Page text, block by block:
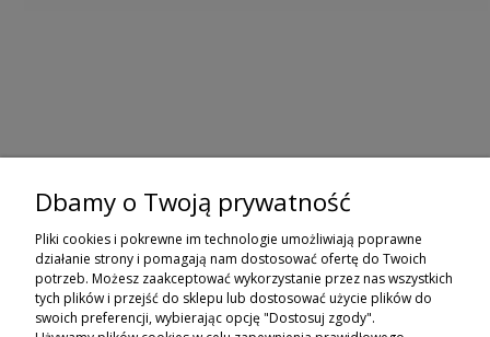
ZAPISZ SIĘ DO NEWSLETTERA
ZAPISZ SIĘ
ZAKUPY
Dbamy o Twoją prywatność
Pliki cookies i pokrewne im technologie umożliwiają poprawne
działanie strony i pomagają nam dostosować ofertę do Twoich
potrzeb. Możesz zaakceptować wykorzystanie przez nas wszystkich
tych plików i przejść do sklepu lub dostosować użycie plików do
swoich preferencji, wybierając opcję "Dostosuj zgody".